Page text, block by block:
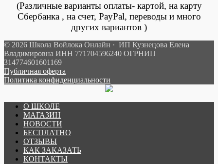
(Различные варианты оплаты- картой, на карту
Сбербанка , на счет, PayPal, переводы и много
других вариантов )
© 2026 Школа Войлока Онлайн · ИП Кузнецова Елена
Владимировна ИНН 771704596240 ОГРНИП
314774601601169
Публичная оферта
Политика конфиденциальности
О ШКОЛЕ
МАГАЗИН
НОВОСТИ
БЕСПЛАТНО
ОТЗЫВЫ
КАК ЗАКАЗАТЬ
КОНТАКТЫ